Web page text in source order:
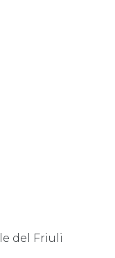
del Friuli